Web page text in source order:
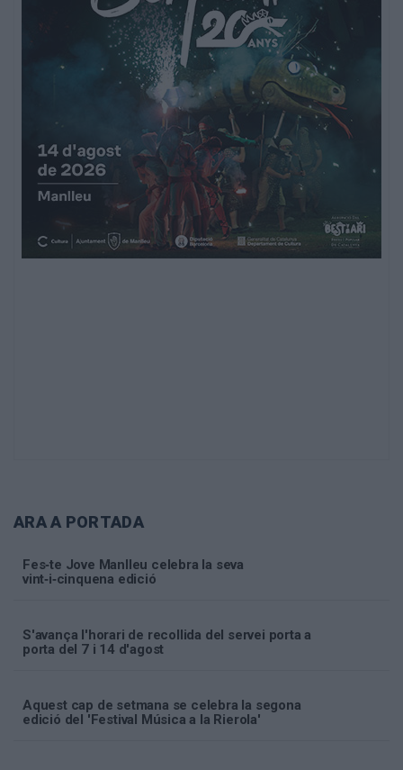
ARA A PORTADA
Fes‑te Jove Manlleu celebra la seva
vint‑i‑cinquena edició
S'avança l'horari de recollida del servei porta a
porta del 7 i 14 d'agost
Aquest cap de setmana se celebra la segona
edició del 'Festival Música a la Rierola'